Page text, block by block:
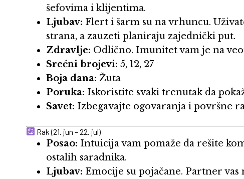
šefovima i klijentima.
Ljubav: Flert i šarm su na vrhuncu.
strana, a zauzeti planiraju zajednički put.
Zdravlje: Odlično. Imunitet vam je na
Srećni brojevi: 5, 12, 27
Boja dana: Žuta
Poruka: Iskoristite svaki trenutak da
Savet: Izbegavajte ogovaranja i površne
Rak (21. jun – 22. jul)
Posao: Intuicija vam pomaže da rešite
ostalih saradnika.
Ljubav: Emocije su pojačane. Partner